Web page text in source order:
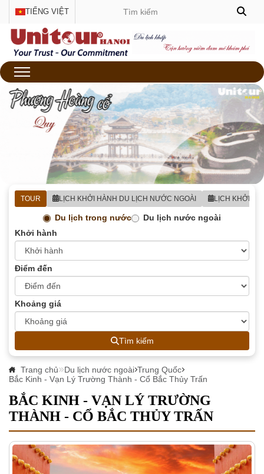
TIẾNG VIỆT
TOUR LỊCH KHỞI HÀNH DU LỊCH NƯỚC NGOÀI LỊCH KHỞI
Du lịch trong nước
Du lịch nước ngoài
Khởi hành
Điểm đến
Khoảng giá
Tìm kiếm
Trang chủ Du lịch nước ngoài Trung Quốc
Bắc Kinh - Vạn Lý Trường Thành - Cổ Bắc Thủy Trấn
BẮC KINH - VẠN LÝ TRƯỜNG
THÀNH - CỔ BẮC THỦY TRẤN